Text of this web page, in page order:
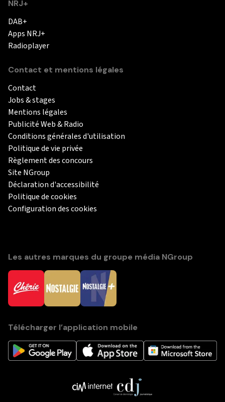
NRJ+
DAB+
Apps NRJ+
Radioplayer
Contact et mentions légales
Contact
Jobs & stages
Mentions légales
Publicité Web & Radio
Conditions générales d'utilisation
Politique de vie privée
Règlement des concours
Site NGroup
Déclaration d'accessibilité
Politique de cookies
Configuration des cookies
Les autres marques du groupe média NGroup
Télécharger l’application mobile